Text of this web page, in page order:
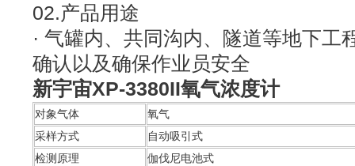
02.产品用途
· 气罐内、共同沟内、隧道等地下工
确认以及确保作业员安全
新宇宙XP-3380II氧气浓度计
对象气体
氧气
采样方式
自动吸引式
检测原理
伽伐尼电池式